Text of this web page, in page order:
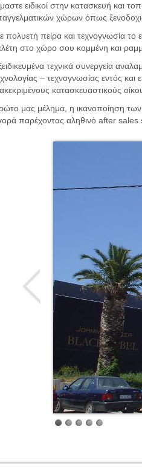
ειδικοί στην κατασκευή και
χώρων όπως
πολυετή πείρα και τεχνογνωσία το
στο χώρο σου κομμένη και
τεχνικά συνεργεία
– τεχνογνωσίας εντός
κατασκευαστικούς
μας μέλημα, η ικανοποίηση των
παρέχοντας αληθινό after sales